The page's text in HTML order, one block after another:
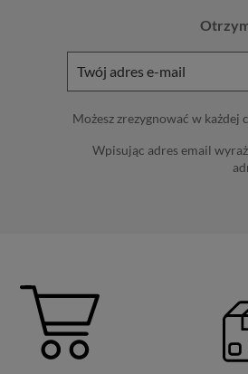
Możesz zrezygnować w
Wpisując adres email